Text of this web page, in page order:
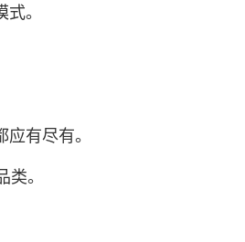
。
有尽有。
。